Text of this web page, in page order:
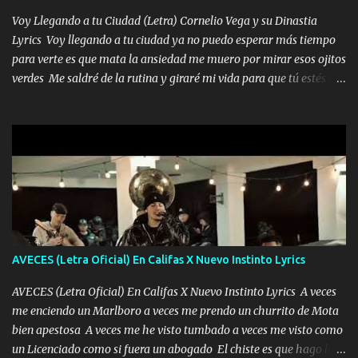
tenerte aquí espero que quiera...
Voy Llegando a tu Ciudad (Letra) Cornelio Vega y su Dinastia
Lyrics Voy llegando a tu ciudad ya no puedo esperar más tiempo
para verte es que mata la ansiedad me muero por mirar esos ojitos
verdes Me saldré de la rutina y giraré mi vida para que tú estés en
solo yo tendre el candado 🔒 del amor ❤️ Música Mil y un besos
para dar ya estando en tu ciudad no habrá quien lo detenga si las
copas van de más vayamos a un lugar y cerremos las puertas
Entre alcohol y besos se va incrementado el Fuego en esa
habitación ya no mires más el reloj Única por donde vas me curas
tú mi mal moviendo tu silueta no hay otra que te sea igual te ves
tan especial por eso es que me tientas Aquí estoy no dejaré que se
te acerque nadie porque solo yo tendre el candado 🔒 del a...
AVECES (Letra Oficial) En Califas X Nuevo Instinto Lyrics
AVECES (Letra Oficial) En Califas X Nuevo Instinto Lyrics A veces
me enciendo un Marlboro a veces me prendo un churrito de Mota
bien apestosa A veces me he visto tumbado a veces me visto como
un Licenciado como si fuera un abogado El chiste es que hago lo